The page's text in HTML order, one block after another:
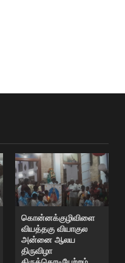
கொன்னக்குழிவிளை
வியத்தகு வியாகுல
அன்னை ஆலய
திருவிழா